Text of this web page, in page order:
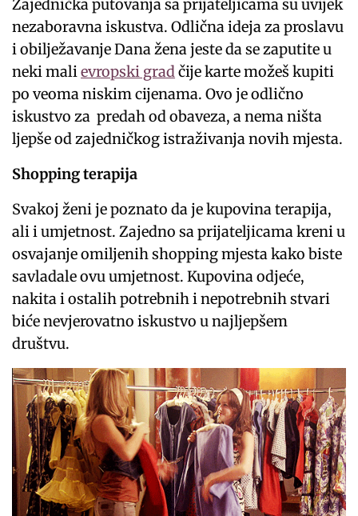
Zajednička putovanja sa prijateljicama su uvijek
nezaboravna iskustva. Odlična ideja za proslavu
i obilježavanje Dana žena jeste da se zaputite u
neki malievropski gradčije karte možeš kupiti
po veoma niskim cijenama. Ovo je odlično
iskustvo za predah od obaveza, a nema ništa
ljepše od zajedničkog istraživanja novih mjesta.
Shopping terapija
Svakoj ženi je poznato da je kupovina terapija,
ali i umjetnost. Zajedno sa prijateljicama kreni u
osvajanje omiljenih shopping mjesta kako biste
savladale ovu umjetnost. Kupovina odjeće,
nakita i ostalih potrebnih i nepotrebnih stvari
biće nevjerovatno iskustvo u najljepšem
društvu.